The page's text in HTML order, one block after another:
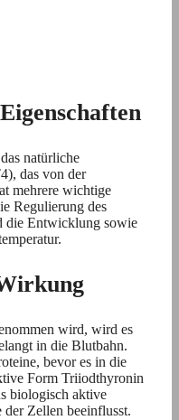
natürliche
das von der
mehrere wichtige
Regulierung des
die Entwicklung sowie
wird, wird es
in die Blutbahn.
bevor es in die
Form Triiodthyronin
biologisch aktive
Zellen beeinflusst.